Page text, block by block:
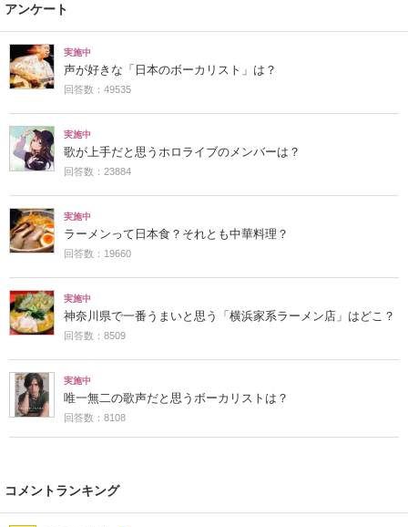
アンケート
実施中
声が好きな「日本のボーカリスト」は？
回答数：49535
実施中
歌が上手だと思うホロライブのメンバーは？
回答数：23884
実施中
ラーメンって日本食？それとも中華料理？
回答数：19660
実施中
神奈川県で一番うまいと思う「横浜家系ラーメン店」はどこ？
回答数：8509
実施中
唯一無二の歌声だと思うボーカリストは？
回答数：8108
コメントランキング